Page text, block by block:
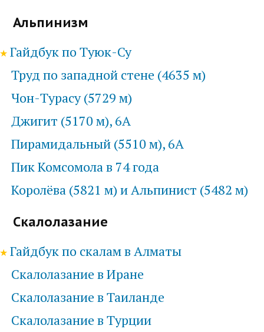
Альпинизм
Гайдбук по Туюк-Су
Труд по западной стене (4635 м)
Чон-Турасу (5729 м)
Джигит (5170 м), 6А
Пирамидальный (5510 м), 6А
Пик Комсомола в 74 года
Королёва (5821 м) и Альпинист (5482 м)
Скалолазание
Гайдбук по скалам в Алматы
Скалолазание в Иране
Скалолазание в Таиланде
Скалолазание в Турции